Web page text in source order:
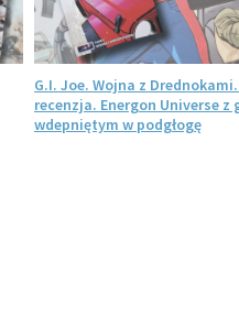
G.I. Joe. Wojna z
recenzja. Energon Universe z
wdepniętym w podgłogę